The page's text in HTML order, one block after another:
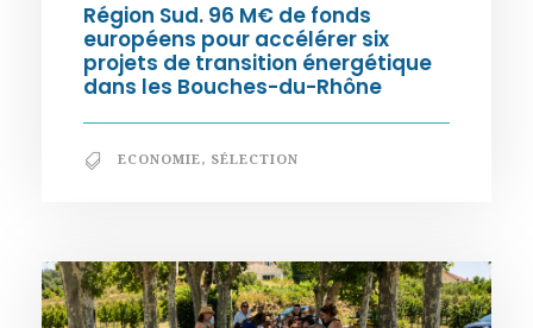
Région Sud. 96 M€ de fonds
européens pour accélérer six
projets de transition énergétique
dans les Bouches-du-Rhône
ECONOMIE, SÉLECTION